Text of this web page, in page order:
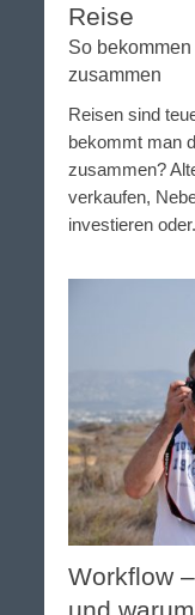
Reise
So
zusammen
Reisen sind
bekommt man
zusammen?
verkaufen,
investieren
Workflow